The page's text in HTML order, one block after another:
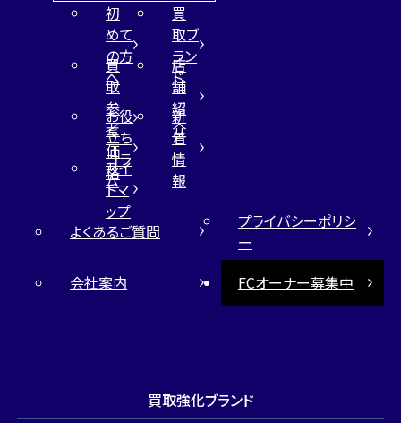
初
めて
の方
へ
買
取ブ
ラン
ド
買
取
参
考
価
格
店
舗
紹
介
お役
立ち
コラ
ム
新
着
情
報
サイ
トマ
ップ
よくあるご質問
プライバシーポリシ
ー
会社案内
FCオーナー募集中
買取強化ブランド